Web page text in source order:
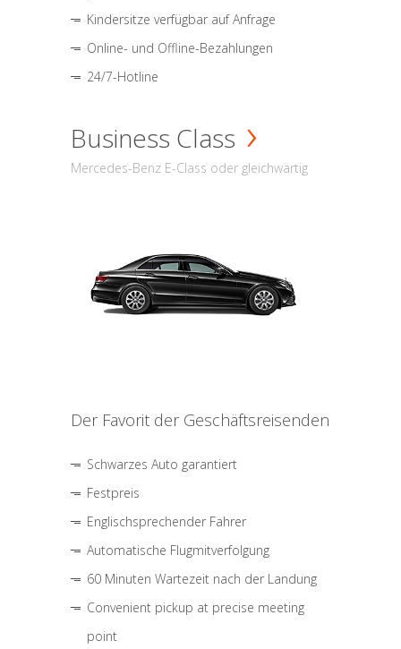
Kindersitze verfügbar auf Anfrage
Online- und Offline-Bezahlungen
24/7-Hotline
Business Class
Mercedes-Benz E-Class oder gleichwärtig
Der Favorit der Geschäftsreisenden
Schwarzes Auto garantiert
Festpreis
Englischsprechender Fahrer
Automatische Flugmitverfolgung
60 Minuten Wartezeit nach der Landung
Convenient pickup at precise meeting
point